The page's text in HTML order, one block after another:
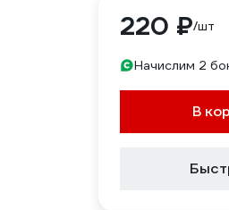
220 ₽/шт
Начислим 2
В